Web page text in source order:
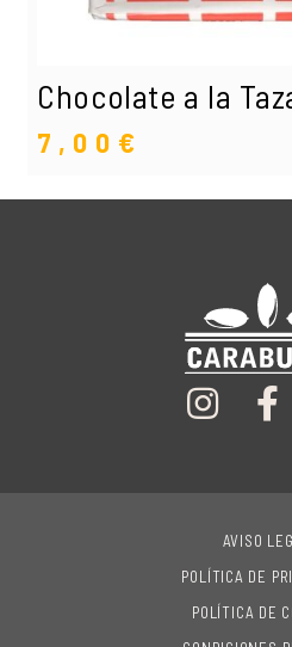
Chocolate a la
7,00 €
AVISO
POLÍTICA DE
POLÍTICA DE